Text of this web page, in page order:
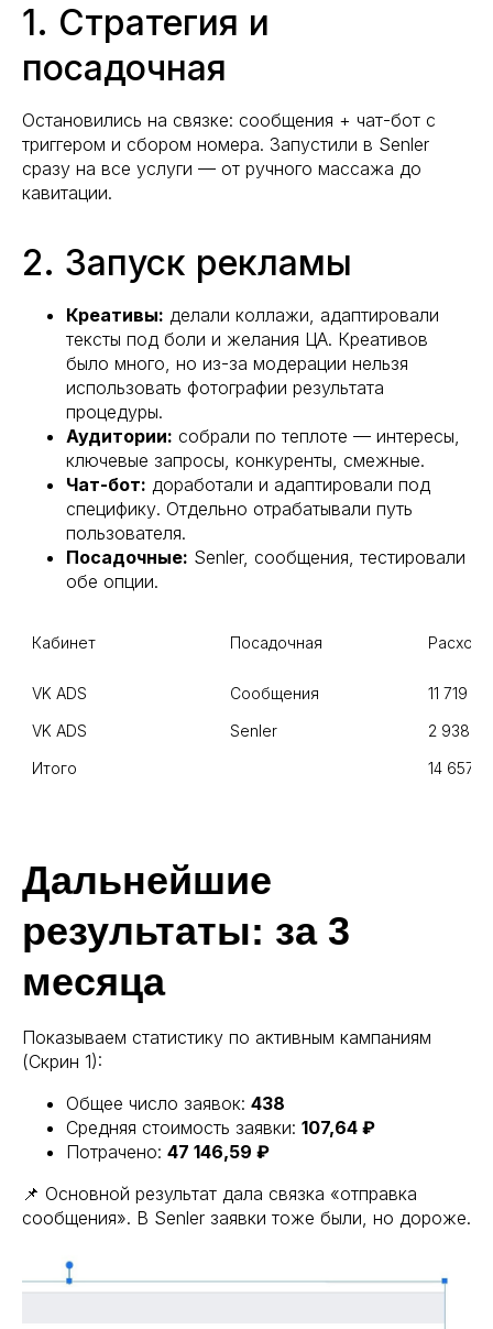
1. Стратегия и
посадочная
Остановились на связке: сообщения + чат-бот с
триггером и сбором номера. Запустили в Senler
сразу на все услуги — от ручного массажа до
кавитации.
2. Запуск рекламы
Креативы: делали коллажи, адаптировали
тексты под боли и желания ЦА. Креативов
было много, но из-за модерации нельзя
использовать фотографии результата
процедуры.
Аудитории: собрали по теплоте — интересы,
ключевые запросы, конкуренты, смежные.
Чат-бот: доработали и адаптировали под
специфику. Отдельно отрабатывали путь
пользователя.
Посадочные: Senler, сообщения, тестировали
обе опции.
Кабинет Посадочная Расходы
Сообщения
Итого
Дальнейшие
результаты: за 3
месяца
Показываем статистику по активным кампаниям
(Скрин 1):
Общее число заявок: 438
Средняя стоимость заявки: 107,64 ₽
Потрачено: 47 146,59 ₽
📌 Основной результат дала связка «отправка
сообщения». В Senler заявки тоже были, но дороже.